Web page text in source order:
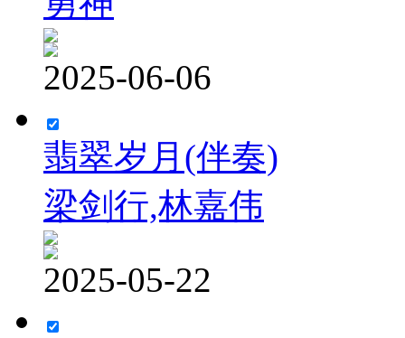
2025-06-06
翡翠岁月(伴奏)
梁剑行,林嘉伟
2025-05-22